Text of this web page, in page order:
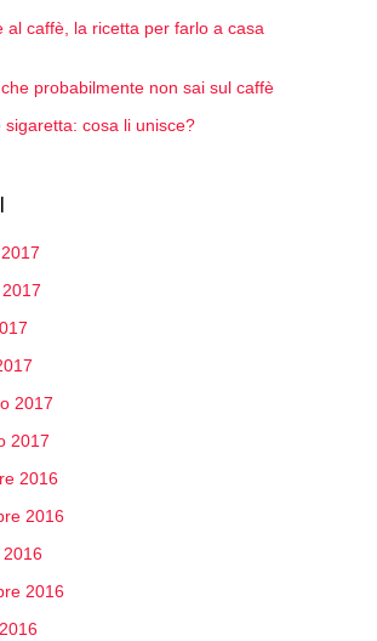
al caffè, la ricetta per farlo a casa
probabilmente non sai sul caffè
sigaretta: cosa li unisce?
2017
2017
2016
2016
2016